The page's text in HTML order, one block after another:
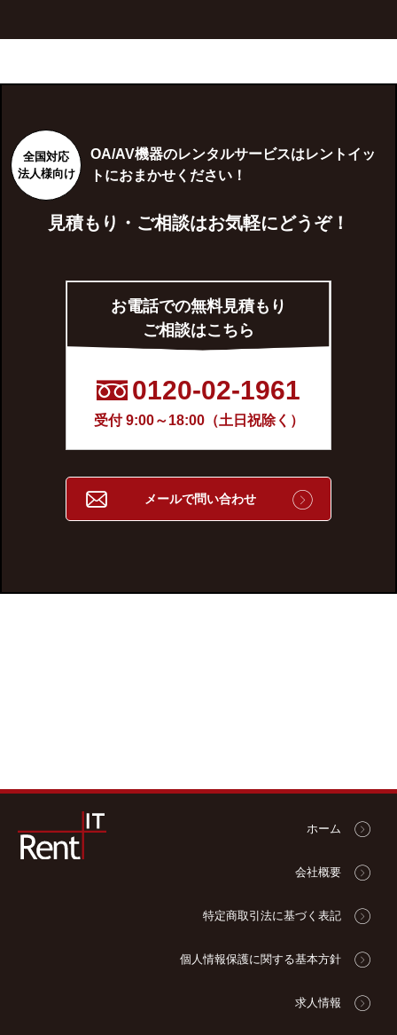
全国対応
法人様向け
OA/AV機器のレンタルサービスはレントイッ
トにおまかせください！
見積もり・ご相談はお気軽にどうぞ！
お電話での無料見積もり
ご相談はこちら
0120-02-1961
受付 9:00～18:00（土日祝除く）
メールで問い合わせ
ホーム
会社概要
特定商取引法に基づく表記
個人情報保護に関する基本方針
求人情報